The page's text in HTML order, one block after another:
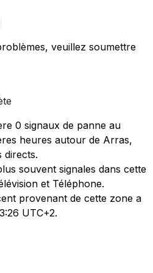
veuillez soumettre
0 signaux de panne au
heures autour de Arras,
directs.
souvent signales dans cette
et Téléphone.
provenant de cette zone a
UTC+2.